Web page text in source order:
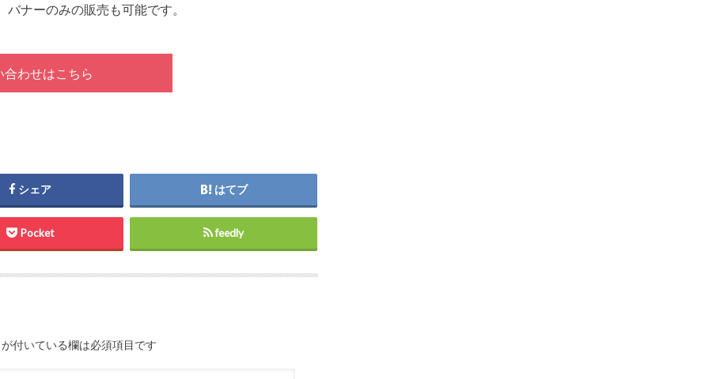
ナーのみの販売も可能です。
合わせはこちら
シェア はてブ
Pocket feedly
が付いている欄は必須項目です